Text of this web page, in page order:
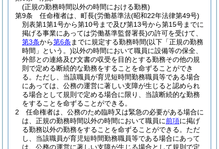
(正規の勤務時間以外の時間における勤務)
第9条
任命権者は、町長(労働基準法(昭和22年法律第49号)
別表第1第1号から第10号まで及び第13号から第15号までに
掲げる事業にあっては労働基準監督署長)の許可を受けて、
第3条から第6条 までに規定する勤務時間(以下「正規の勤務
時間」という。)以外の時間において職員に設備等の保全、
外部との連絡及び文書の収受を目的とする勤務その他の規
則で定める断続的な勤務をすることを命ずることができ
る。 ただし、当該職員が育児短時間勤務職員等である場合
にあっては、公務の運営に著しい支障が生じると認められ
る場合として規則で定める場合に限り、当該断続的な勤務
をすることを命ずることができる。
2
任命権者は、公務のため臨時又は緊急の必要がある場合に
は、正規の勤務時間以外の時間において職員に前項に掲げ
る勤務以外の勤務をすることを命ずることができる。 ただ
し、当該職員が育児短時間勤務職員等である場合にあって
は、公務の運営に著しい支障が生じる場合として規則で定